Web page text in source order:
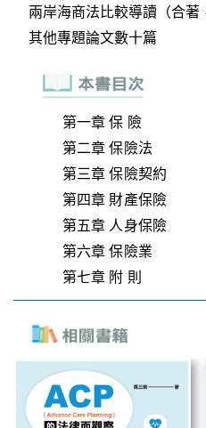
第一章 保 險
第二章 保險法
第三章 保險契約
第四章 財產保險
第五章 人身保險
第六章 保險業
第七章 附 則